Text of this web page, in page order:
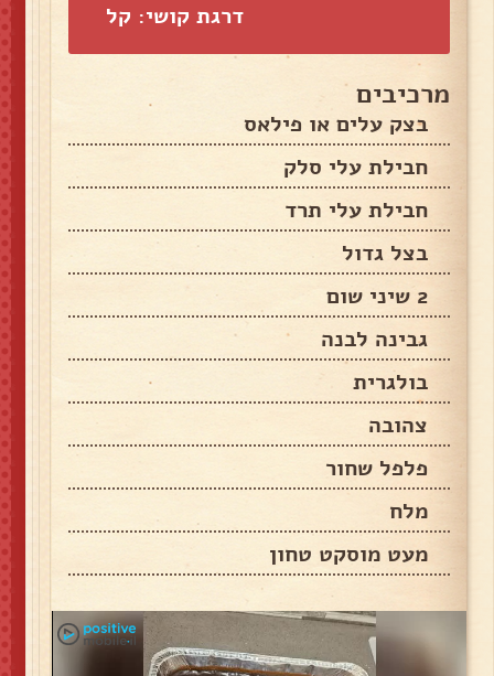
דרגת קושי: קל
מרכיבים
בצק עלים או פילאס
חבילת עלי סלק
חבילת עלי תרד
בצל גדול
2 שיני שום
גבינה לבנה
בולגרית
צהובה
פלפל שחור
מלח
מעט מוסקט טחון